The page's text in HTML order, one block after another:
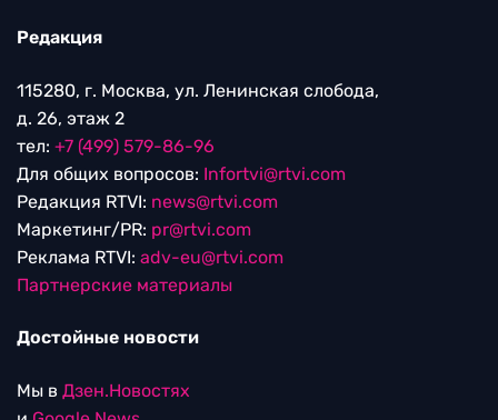
Редакция
115280, г. Москва, ул. Ленинская слобода,
д. 26, этаж 2
тел: +7 (499) 579-86-96
Для общих вопросов: Infortvi@rtvi.com
Редакция RTVI: news@rtvi.com
Маркетинг/PR: pr@rtvi.com
Реклама RTVI: adv-eu@rtvi.com
Партнерские материалы
Достойные новости
Мы в Дзен.Новостях